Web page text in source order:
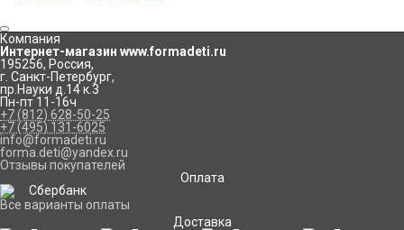
Компания
Интернет-магазин www.formadeti.ru
195256, Россия,
г. Санкт-Петербург,
пр.Науки д.14 к.3
Пн-пт 11-16ч
+7 (812) 628-50-25
+7 (495) 131-6025
info@formadeti.ru
forma.deti@yandex.ru
Отзывы покупателей
Оплата
Все варианты оплаты
Доставка